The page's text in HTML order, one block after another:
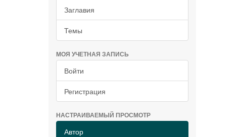
Заглавия
Темы
МОЯ УЧЕТНАЯ ЗАПИСЬ
Войти
Регистрация
НАСТРАИВАЕМЫЙ ПРОСМОТР
Автор